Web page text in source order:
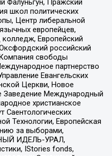
Фалуньгун, Пражский
школ политических
Центр либеральной
европейцев,
Европейский
российский
свободы
партнерство
Евангельских
Церкви, Новое
Заведение Международный
христианское
Саентологических
Технологии, Европейская
за выборами,
ИДЕЛЬ-УРАЛ,
IStories fonds,